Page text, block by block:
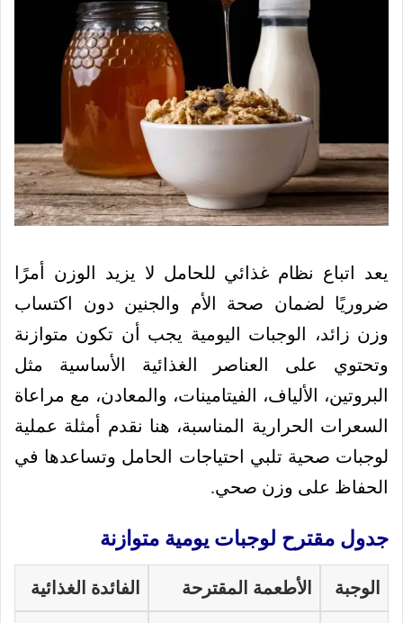
يعد اتباع نظام غذائي للحامل لا يزيد الوزن أمرًا
ضروريًا لضمان صحة الأم والجنين دون اكتساب
وزن زائد، الوجبات اليومية يجب أن تكون متوازنة
وتحتوي على العناصر الغذائية الأساسية مثل
البروتين، الألياف، الفيتامينات، والمعادن، مع مراعاة
السعرات الحرارية المناسبة، هنا نقدم أمثلة عملية
لوجبات صحية تلبي احتياجات الحامل وتساعدها في
الحفاظ على وزن صحي.
جدول مقترح لوجبات يومية متوازنة
الوجبة الأطعمة المقترحة الفائدة الغذائية